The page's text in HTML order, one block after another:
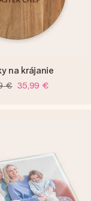
na krájanie
€ 35,99 €